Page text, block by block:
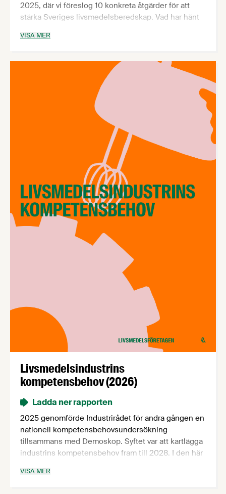
2025, där vi föreslog 10 konkreta åtgärder för att
stärka Sveriges livsmedelsberedskap. Vad har hänt
dryck ökat? Är vi bättre rustade inför kommande
bedömer vi nuläget utifrån våra 10 förslag.
VISA MER
Livsmedelsindustrins
kompetensbehov (2026)
Ladda ner rapporten
2025 genomförde Industrirådet för andra gången en
nationell kompetensbehovsundersökning
tillsammans med Demoskop. Syftet var att kartlägga
industrins kompetensbehov fram till 2028. I den här
livsmedelsindustrin av Livsmedelsföretagen, en
VISA MER